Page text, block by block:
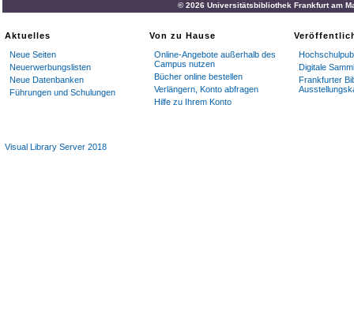
© 2026 Universitätsbibliothek Frankfurt am
Aktuelles
Neue Seiten
Neuerwerbungslisten
Neue Datenbanken
Führungen und Schulungen
Von zu Hause
Online-Angebote außerhalb des
Campus nutzen
Bücher online bestellen
Verlängern, Konto abfragen
Hilfe zu Ihrem Konto
Digitale
Frankfurter
Visual Library Server 2018